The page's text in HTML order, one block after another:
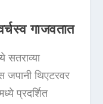
गाजवतात
सतराव्या
थिएटरवर
प्रदर्शित